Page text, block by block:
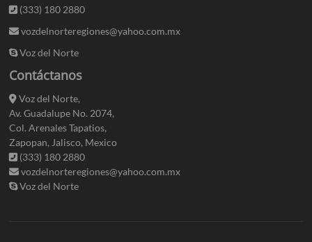
(333) 180 2880
vozdelnorteregiones@yahoo.com.mx
Voz del Norte
Contáctanos
Voz del Norte,
Av. Guadalupe No. 2074,
Col. Arenales Tapatios,
Zapopan, Jalisco, Mexico
(333) 180 2880
vozdelnorteregiones@yahoo.com.mx
Voz del Norte